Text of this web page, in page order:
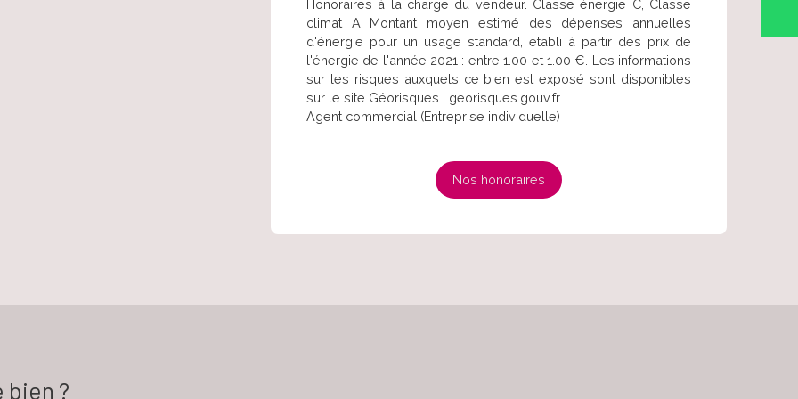
Honoraires à la charge du vendeur. Classe énergie C, Classe
climat A Montant moyen estimé des dépenses annuelles
d'énergie pour un usage standard, établi à partir des prix de
l'énergie de l'année 2021 : entre 1.00 et 1.00 €. Les informations
sur les risques auxquels ce bien est exposé sont disponibles
sur le site Géorisques : georisques.gouv.fr.
Agent commercial (Entreprise individuelle)
Nos honoraires
bien ?